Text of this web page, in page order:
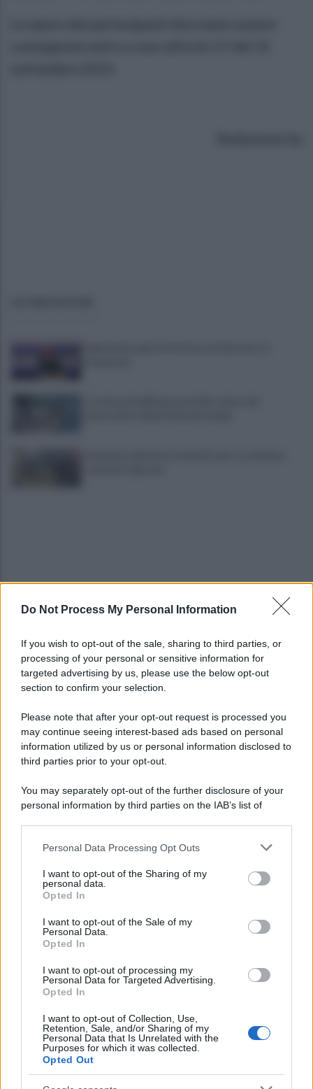
Do Not Process My Personal Information
If you wish to opt-out of the sale, sharing to third parties, or
processing of your personal or sensitive information for
targeted advertising by us, please use the below opt-out
section to confirm your selection.
Please note that after your opt-out request is processed you
may continue seeing interest-based ads based on personal
information utilized by us or personal information disclosed to
third parties prior to your opt-out.
You may separately opt-out of the further disclosure of your
personal information by third parties on the IAB’s list of
This information may also be disclosed by us to third parties
disclose it to other third parties.
Please note that this website/app uses one or more Google
services and may gather and store information including but
not limited to your visit or usage behaviour. You may click to
grant or deny consent to Google and its third-party tags to
consent section.
Personal Data Processing Opt Outs
I want to opt-out of the Sharing of my
personal data.
Opted In
I want to opt-out of the Sale of my
Personal Data.
Opted In
I want to opt-out of processing my
Personal Data for Targeted Advertising.
Opted In
I want to opt-out of Collection, Use,
Retention, Sale, and/or Sharing of my
Personal Data that Is Unrelated with the
Purposes for which it was collected.
Opted Out
Eboli, un'altra notte di sangue: uomo accoltellato
Fiamme vicino al traliccio dell'energia elettrica,
intervengono i pompieri